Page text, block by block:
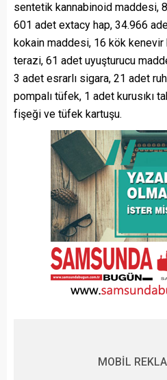
sentetik kannabinoid maddesi,
601 adet extacy hap, 34.966
kokain maddesi, 16 kök
terazi, 61 adet uyuşturucu
3 adet esrarlı sigara, 21 adet
pompalı tüfek, 1 adet kurusıkı
fişeği ve tüfek kartuşu.
MOBİL